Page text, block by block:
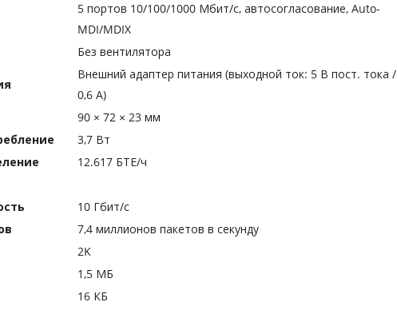
5 портов 10/100/1000 Мбит/с, автосогласование, Auto-
MDI/MDIX
Без вентилятора
Внешний адаптер питания (выходной ток: 5 В пост. тока /
0,6 A)
90 × 72 × 23 мм
3,7 Вт
12.617 БТЕ/ч
10 Гбит/с
7,4 миллионов пакетов в секунду
2K
1,5 МБ
16 КБ